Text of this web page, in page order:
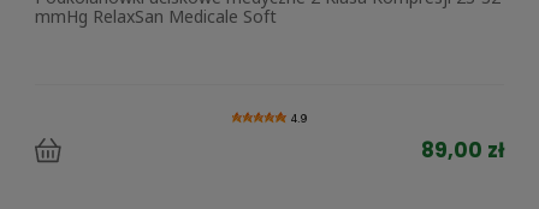
mmHg RelaxSan Medicale Soft
4.9
89,00 zł